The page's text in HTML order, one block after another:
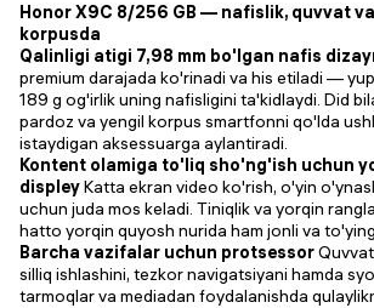
Honor X9C 8/256 GB — nafislik, quvvat
korpusda
Qalinligi atigi 7,98 mm bo'lgan nafis
premium darajada ko'rinadi va his etiladi —
189 g og'irlik uning nafisligini ta'kidlaydi. Did
pardoz va yengil korpus smartfonni qo'lda
istaydigan aksessuarga aylantiradi.
Kontent olamiga to'liq sho'ng'ish uchun
displeyKatta ekran video ko'rish, o'yin
uchun juda mos keladi. Tiniqlik va yorqin
hatto yorqin quyosh nurida ham jonli va
Barcha vazifalar uchun protsessor
silliq ishlashini, tezkor navigatsiyani hamda
tarmoqlar va mediadan foydalanishda